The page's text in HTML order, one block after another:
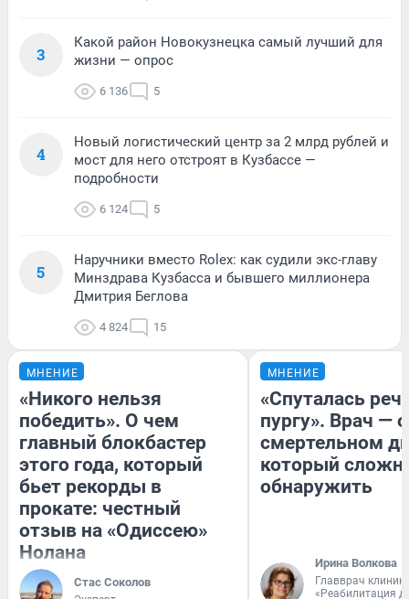
3
Какой район Новокузнецка самый лучший для
жизни — опрос
6 136 5
4
Новый логистический центр за 2 млрд рублей и
мост для него отстроят в Кузбассе —
подробности
6 124 5
5
Наручники вместо Rolex: как судили экс-главу
Минздрава Кузбасса и бывшего миллионера
Дмитрия Беглова
4 824 15
МНЕНИЕ
«Никого нельзя
победить». О чем
главный блокбастер
этого года, который
бьет рекорды в
прокате: честный
отзыв на «Одиссею»
Нолана
Стас Соколов
МНЕНИЕ
«Спуталась
пургу». Врач — о
смертельном
который
обнаружить
Ирина Волкова
Главврач
«Реабилитация